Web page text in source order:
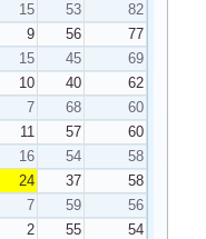
15 53
82
9 56
77
15 45
69
10 40
62
7 68
60
11 57
60
16 54
58
24 37
58
7 59
56
2 55
54